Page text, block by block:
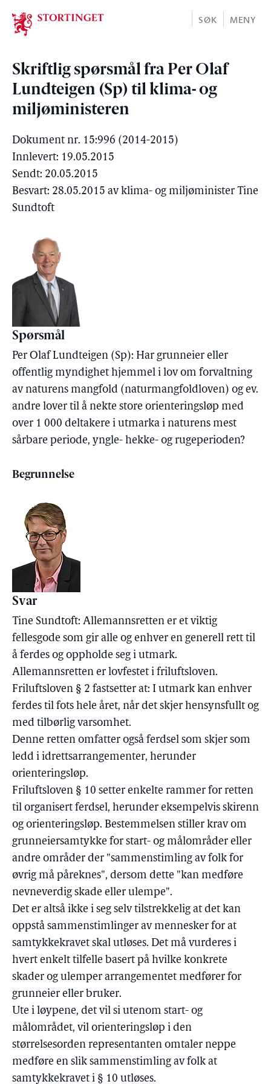
Stortinget.no
SØK MENY
Skriftlig spørsmål fra Per Olaf
Lundteigen (Sp) til klima- og
miljøministeren
Dokument nr. 15:996 (2014-2015)
Innlevert: 19.05.2015
Sendt: 20.05.2015
Besvart: 28.05.2015 av klima- og miljøminister Tine
Sundtoft
Spørsmål
Per Olaf Lundteigen (Sp): Har grunneier eller
offentlig myndighet hjemmel i lov om forvaltning
av naturens mangfold (naturmangfoldloven) og ev.
andre lover til å nekte store orienteringsløp med
over 1 000 deltakere i utmarka i naturens mest
sårbare periode, yngle- hekke- og rugeperioden?
Begrunnelse
Svar
Tine Sundtoft: Allemannsretten er et viktig
fellesgode som gir alle og enhver en generell rett til
å ferdes og oppholde seg i utmark.
Allemannsretten er lovfestet i friluftsloven.
Friluftsloven § 2 fastsetter at: I utmark kan enhver
ferdes til fots hele året, når det skjer hensynsfullt og
med tilbørlig varsomhet.
Denne retten omfatter også ferdsel som skjer som
ledd i idrettsarrangementer, herunder
orienteringsløp.
Friluftsloven § 10 setter enkelte rammer for retten
til organisert ferdsel, herunder eksempelvis skirenn
og orienteringsløp. Bestemmelsen stiller krav om
grunneiersamtykke for start- og målområder eller
andre områder der "sammenstimling av folk for
øvrig må påreknes", dersom dette "kan medføre
nevneverdig skade eller ulempe".
Det er altså ikke i seg selv tilstrekkelig at det kan
oppstå sammenstimlinger av mennesker for at
samtykkekravet skal utløses. Det må vurderes i
hvert enkelt tilfelle basert på hvilke konkrete
skader og ulemper arrangementet medfører for
grunneier eller bruker.
Ute i løypene, det vil si utenom start- og
målområdet, vil orienteringsløp i den
størrelsesorden representanten omtaler neppe
medføre en slik sammenstimling av folk at
samtykkekravet i § 10 utløses.